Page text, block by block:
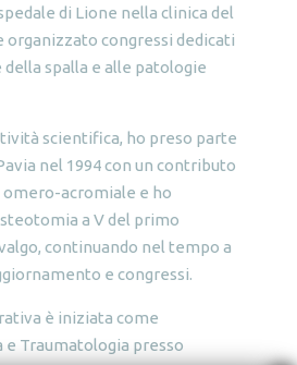
di Lione nella clinica del
organizzato congressi dedicati
spalla e alle patologie
scientifica, ho preso parte
nel 1994 con un contributo
acromiale e ho
a V del primo
continuando nel tempo a
e congressi.
è iniziata come
Traumatologia presso